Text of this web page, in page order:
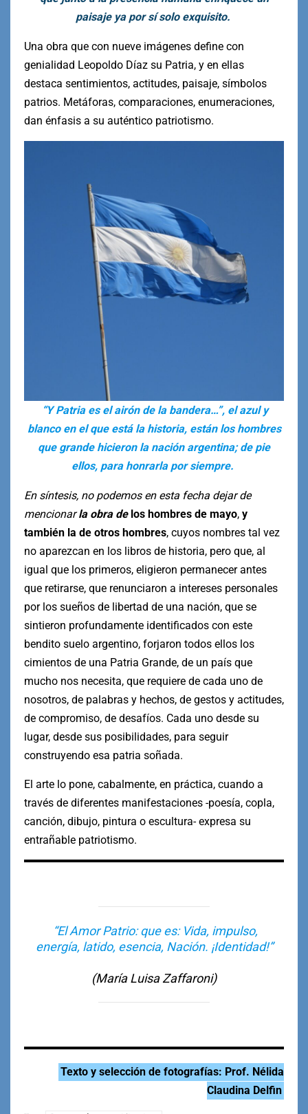
paisaje ya por sí solo exquisito.
Una obra que con nueve imágenes define con
genialidad Leopoldo Díaz su Patria, y en ellas
destaca sentimientos, actitudes, paisaje, símbolos
patrios. Metáforas, comparaciones, enumeraciones,
dan énfasis a su auténtico patriotismo.
“Y Patria es el airón de la bandera…”, el azul y
blanco en el que está la historia, están los hombres
que grande hicieron la nación argentina; de pie
ellos, para honrarla por siempre.
En síntesis, no podemos en esta fecha dejar de
mencionarla obra de los hombres de mayo, y
también la de otros hombres, cuyos nombres tal vez
no aparezcan en los libros de historia, pero que, al
igual que los primeros, eligieron permanecer antes
que retirarse, que renunciaron a intereses personales
por los sueños de libertad de una nación, que se
sintieron profundamente identificados con este
bendito suelo argentino, forjaron todos ellos los
cimientos de una Patria Grande, de un país que
mucho nos necesita, que requiere de cada uno de
nosotros, de palabras y hechos, de gestos y actitudes,
de compromiso, de desafíos. Cada uno desde su
lugar, desde sus posibilidades, para seguir
construyendo esa patria soñada.
El arte lo pone, cabalmente, en práctica, cuando a
través de diferentes manifestaciones -poesía, copla,
canción, dibujo, pintura o escultura- expresa su
entrañable patriotismo.
“El Amor Patrio: que es: Vida, impulso,
energía, latido, esencia, Nación. ¡Identidad!”
(María Luisa Zaffaroni)
Texto y selección de fotografías: Prof. Nélida
Claudina Delfin